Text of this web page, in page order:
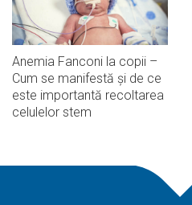
Anemia Fanconi la copii –
Cum se manifestă și de ce
este importantă recoltarea
celulelor stem